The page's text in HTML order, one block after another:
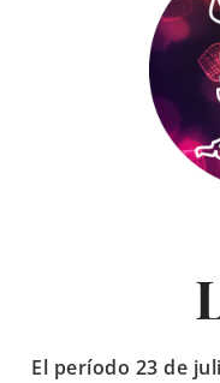
El período 23 de